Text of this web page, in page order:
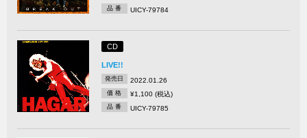
品 番 UICY-79784
CD
LIVE!!
発売日 2022.01.26
価 格 ¥1,100 (税込)
品 番 UICY-79785